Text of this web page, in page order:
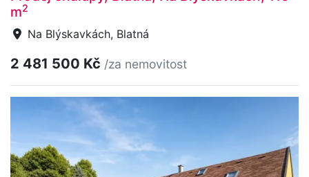
m2
Na Blýskavkách, Blatná
2 481 500 Kč /za nemovitost